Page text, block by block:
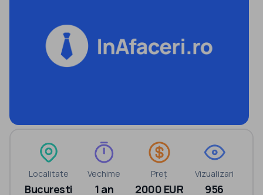
Localitate
Bucuresti
Vechime
1 an
Preț
2000 EUR
Vizualizari
956